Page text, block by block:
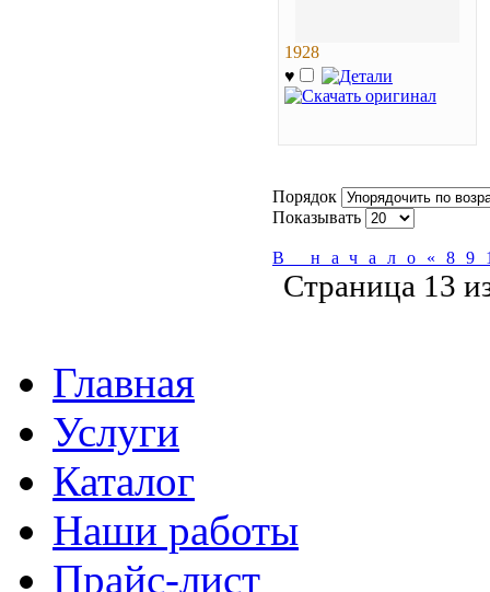
1928
♥
Порядок
Показывать
В начало « 8 9
Страница 13
Главная
Услуги
Каталог
Наши работы
Прайс-лист